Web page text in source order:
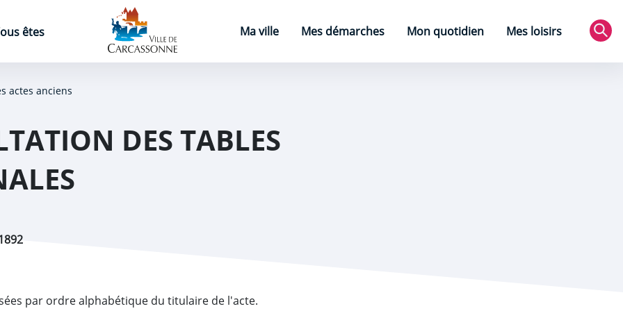
êtes
Page d'accueil
Ma ville
Mes démarches Mon quotidien
Mes loisirs
actes anciens
DES TABLES
par ordre alphabétique du titulaire de l'acte.